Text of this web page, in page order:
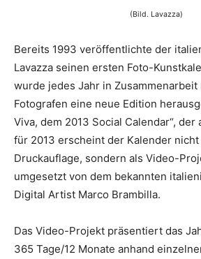
(Bild. Lavazza)
Bereits 1993 veröffentlichte der
Lavazza seinen ersten Foto-
wurde jedes Jahr in
Fotografen eine neue Edition
Viva, dem 2013 Social Calendar“, der
für 2013 erscheint der Kalender
Druckauflage, sondern als Video-
umgesetzt von dem bekannten
Digital Artist Marco Brambilla.
Das Video-Projekt präsentiert das
365 Tage/12 Monate anhand